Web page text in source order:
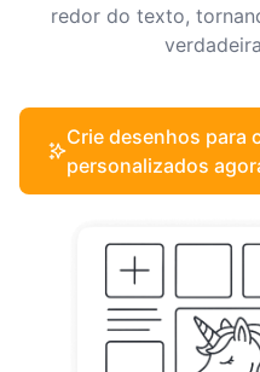
redor do texto,
Crie desenhos para
personalizados